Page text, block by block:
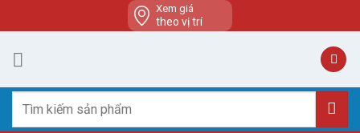
to
content
Xem giá
theo vị trí
kiếm: